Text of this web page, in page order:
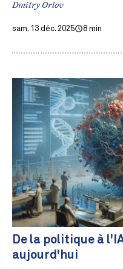
Dmitry Orlov
sam. 13 déc. 2025 8 min
De la politique à
aujourd'hui